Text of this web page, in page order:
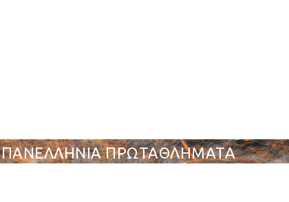
ΠΑΝΕΛΛΗΝΙΑ ΠΡΩΤΑΘΛΗΜΑΤΑ